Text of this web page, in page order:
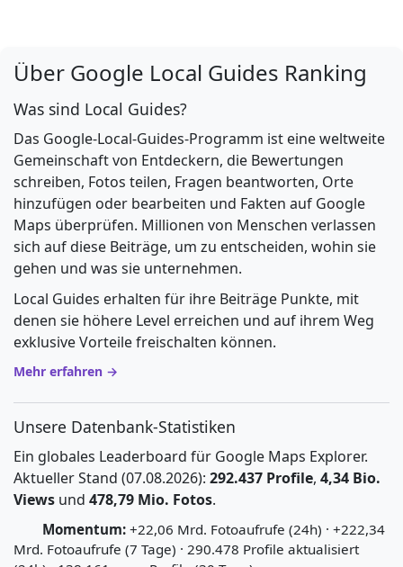
Über Google Local Guides Ranking
Was sind Local Guides?
Das Google-Local-Guides-Programm ist eine weltweite
Gemeinschaft von Entdeckern, die Bewertungen
schreiben, Fotos teilen, Fragen beantworten, Orte
hinzufügen oder bearbeiten und Fakten auf Google
Maps überprüfen. Millionen von Menschen verlassen
sich auf diese Beiträge, um zu entscheiden, wohin sie
gehen und was sie unternehmen.
Local Guides erhalten für ihre Beiträge Punkte, mit
denen sie höhere Level erreichen und auf ihrem Weg
exklusive Vorteile freischalten können.
Mehr erfahren →
Unsere Datenbank-Statistiken
Ein globales Leaderboard für Google Maps Explorer.
Aktueller Stand (07.08.2026): 292.437 Profile, 4,34 Bio.
Views und 478,79 Mio. Fotos.
Momentum: +22,06 Mrd. Fotoaufrufe (24h) · +222,34
Mrd. Fotoaufrufe (7 Tage) · 290.478 Profile aktualisiert